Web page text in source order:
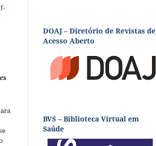
DOAJ – Diretório de Revistas de
Acesso Aberto
BVS – Biblioteca Virtual em
Saúde